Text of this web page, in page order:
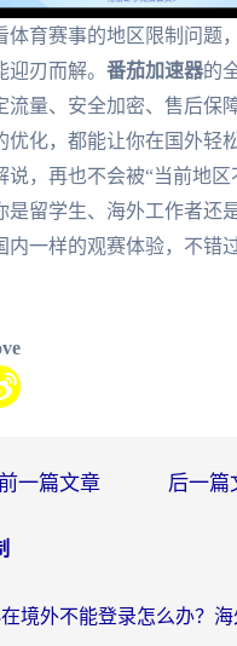
体育赛事的地区限制问题
迎刃而解。 番茄加速器的
流量、安全加密、售后保
优化，都能让你在国外轻
说，再也不会被“当前地区
是留学生、海外工作者还
内一样的观赛体验，不错
一篇文章 后一篇